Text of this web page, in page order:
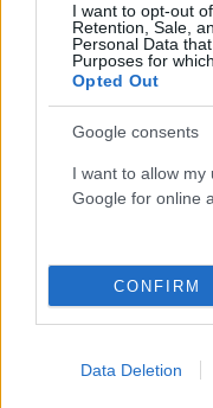
I want to opt-out
Retention, Sale,
Personal Data
Purposes for
Opted Out
Google consents
I want to allow
Google for online
CONFIRM
Data Deletion
newsroom
ΣΧΕΤΙΚΑΑΡΘΡΑ